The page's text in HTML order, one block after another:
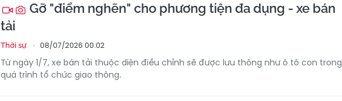
Gỡ "điểm nghẽn" cho phương tiện đa dụng - xe bán
tải
Thời sự 08/07/2026 00:02
Từ ngày 1/7, xe bán tải thuộc diện điều chỉnh sẽ được lưu thông như ô tô con trong
quá trình tổ chức giao thông.